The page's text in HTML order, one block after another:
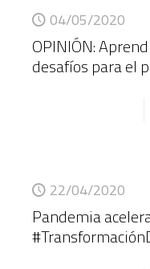
04/05/2020
OPINIÓN:
desafíos para el
22/04/2020
Pandemia